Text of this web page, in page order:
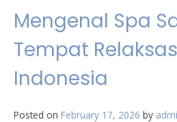
Mengenal Spa
Tempat
Indonesia
Posted on February 17, 2026 by